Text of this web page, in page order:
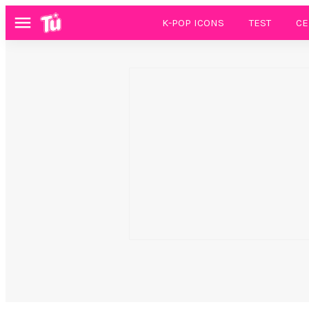
Menú K-POP ICONS TEST